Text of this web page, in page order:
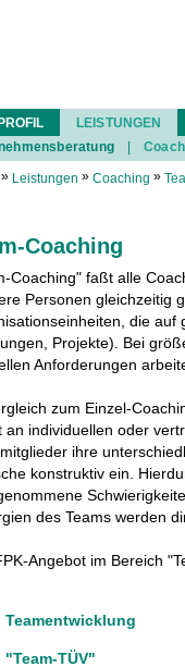
LEISTUNGEN
» Leistungen » Coaching »
Coaching
Coaching" faßt alle
Personen gleichzeitig
die auf
Projekte). Bei
Anforderungen
zum Einzel-
an individuellen oder
ihre
konstruktiv ein.
des Teams werden
Angebot im Bereich
Teamentwicklung
"Team-TÜV"